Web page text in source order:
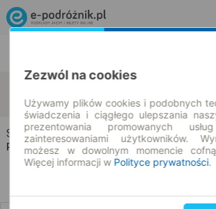
09.08.2026 | -- : --
Stefkowa → Lublin
Rozkład jazdy i bilety
Zezwól na cookies
Używamy plików cookies i podobnych
świadczenia i ciągłego ulepszania
prezentowania promowanych
zainteresowaniami użytkowników.
możesz w dowolnym momencie
Więcej informacji w Polityce prywatności.